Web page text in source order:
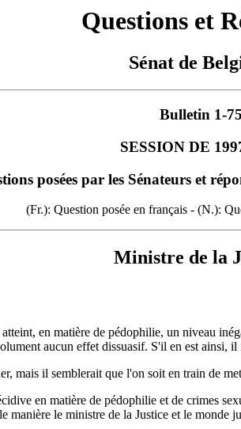
Questions et
Sénat de
Bulletin 1-75
SESSION DE
posées par les Sénateurs et
(Fr.): Question posée en français - (N.):
Ministre de la
en matière de pédophilie, un niveau
aucun effet dissuasif. S'il en est
mais il semblerait que l'on soit en train de
en matière de pédophilie et de crimes
manière le ministre de la Justice et le